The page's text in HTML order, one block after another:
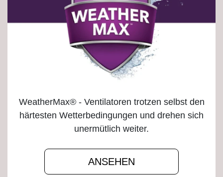
WeatherMax® - Ventilatoren trotzen selbst den
härtesten Wetterbedingungen und drehen sich
unermütlich weiter.
ANSEHEN